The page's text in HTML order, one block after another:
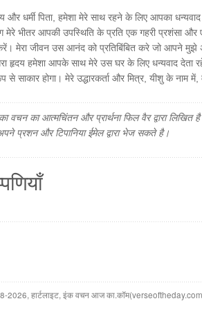
और धर्मी पिता, हमेशा मेरे साथ रहने के लिए आपका
मेरे भीतर आपकी उपस्थिति के प्रति एक गहरी प्रशंसा
मेरा जीवन उस आनंद को प्रतिबिंबित करे जो आपने मुझे
हृदय हमेशा आपके साथ मेरे उस घर के लिए धन्यवाद देता
से साकार होगा। मेरे उद्धारकर्ता और मित्र, यीशु के नाम
वचन का आत्मचिंतन और प्रार्थना फिल वैर द्वारा लिखित
प्रशन और टिपानिया ईमेल द्वारा भेज सकते है।
2026, हार्टलाइट, इंक वचन आज का.कॉम(verseoftheday.com)